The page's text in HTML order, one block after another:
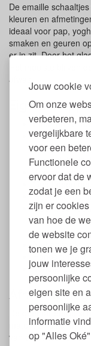
Jouw cookie
Om onze
verbeteren,
vergelijkbare
voor een
Functionele
ervoor dat de
zodat je een
zijn er
van hoe de
de website
tonen we je
jouw
persoonlijke
eigen site en
persoonlijke
informatie
op "Alles
De emaille
kleuren en
ideaal voor pap,
smaken en geuren
er in zit. Door het
afwast.
Emaillen
Vrij van
zoals BPA,
formaldehyde,
Krasbestendig
Geeft geen
Geschikt voor
Mag in de
je de beker
vaatwasser
Niet geschikt
Handgemaakt
Verkrijgbaar
Afmetingen
De geëmailleerde
maten. Bij elke
van de schaaltjes